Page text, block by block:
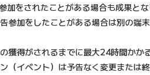
をされたことがある場合も成果とな
参加をしたことがある場合は別の端
獲得がされるまでに最大24時間かか
（イベント）は予告なく変更または